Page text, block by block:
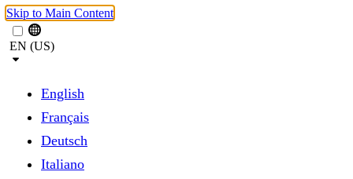
Skip to Main Content
EN (US)
English
Français
Deutsch
Italiano